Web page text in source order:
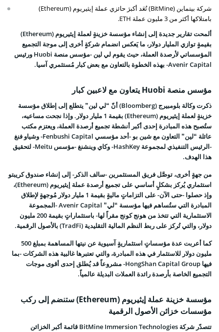
شركة بيتماين (BitMine) تُعَد أكبرَ حائزي عملة إيثيريوم (Ethereum)
بامتلاكها أكثر من 3 مليون عملة ETH.
ألمحت تقارير جديدة إلى إنشاء مؤسسة خزينةٍ لعملة إيثيريوم (Ethereum)
بقيمةٍ توازي المليار دولار، ما يَعكس انضمام شركةٍ أخرى إلى موجة التجميع
المؤسساتي لأرصدة العملة، حيث يقوم لي لين -مؤسس منصة Huobi ورئيس
Avenir Capital- بهذه الخطوة بالتعاون مع بعض كبار مُستثمري آسيا.
مؤسس منصة Huobi يتعاون مع لاعبين كبار
ذكرت وكالة بلومبيرج (Bloomberg) أنّ “لي لين” يتطلع إلى إطلاق مؤسسة
خزينةٍ لعملة إيثيريوم (Ethereum) بقيمة 1 مليار دولار. وإذا نجحت مساعيه،
ستُصبح هذه المبادرة إحدى أكبر أنشطة تجميع أرصدة العملة، ويعتزم مكتب
عائلة “لين” التعاون مع شين بو -أحد مؤسسي Fenbushi Capital- وشياو فنغ
-الرئيس التنفيذي لمجموعة HashKey- وكاي وينشنغ -مؤسس Meitu- لتحقيق
هذا الهدف.
من جهةٍ أخرى، توصَّل فريق المستثمرين -سالف الذكر- إلى إنشاء صندوق كريبتو
استثماري يُركز بشكلٍ أساسي على تجميع أرصدة عملة إيثيريوم (Ethereum)،
وإذ حصلوا -حتى الآن- على التزاماتٍ ماليةٍ بقيمة 1 مليار دولار مُوجهةٍ لإطلاق
المبادرة التي ستُساهم فيها مؤسسة “لي” Avenir Capital -المجموعة
الاستثمارية التي تتخذ من هونج كونج مقراً لها- باستثماراتٍ بقيمة 200 مليون
دولار، والتي تُركز على ربط النظم المالية التقليدية (TradFi) بالأصول الرقمية.
كما أعربت عدة مؤسساتٍ استثماريةٍ آسيوية عن نيتها المساهمة بمبلغ 500
مليون دولار للاستثمار في هذه المبادرة، والتي تعتبرها غالبية هذه الشركات -بما
فيها HongShan Capital Group- مشروعاً قد يُطلق إحدى أقوى موجات
التجميع الخاصة بأرصدة رائدة العملات البديلة عالمياً.
مؤسسة خزينة عملة إيثيريوم (Ethereum) ستنضم إلى ركب
مؤسسات خزائن الأصول الرقمية
تتصدّر شركة BitMine Immersion Technologies قائمة أكبر الخزائن